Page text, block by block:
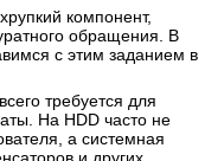
компонент,
обращения. В
с этим заданием в
требуется для
На HDD часто не
а системная